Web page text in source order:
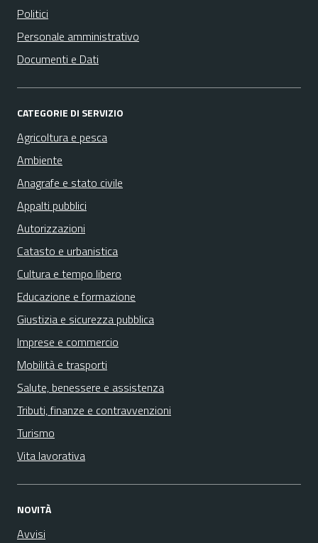
Politici
Personale amministrativo
Documenti e Dati
CATEGORIE DI SERVIZIO
Agricoltura e pesca
Ambiente
Anagrafe e stato civile
Appalti pubblici
Autorizzazioni
Catasto e urbanistica
Cultura e tempo libero
Educazione e formazione
Giustizia e sicurezza pubblica
Imprese e commercio
Mobilità e trasporti
Salute, benessere e assistenza
Tributi, finanze e contravvenzioni
Turismo
Vita lavorativa
NOVITÀ
Avvisi